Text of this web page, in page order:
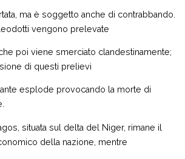
ma è soggetto anche di contrabbando.
vengono prelevate
poi viene smerciato clandestinamente;
di questi prelievi
esplode provocando la morte di
situata sul delta del Niger, rimane il
della nazione, mentre